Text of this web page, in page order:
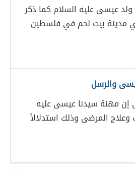
عيسى عليه السلام كما ذكر
مدينة بيت لحم في فلسطين
والرسل
مهنة سيدنا عيسى عليه
المرضى وذلك استدلالاً